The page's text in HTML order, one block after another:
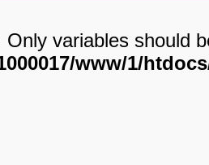
Only variables should
www/1/